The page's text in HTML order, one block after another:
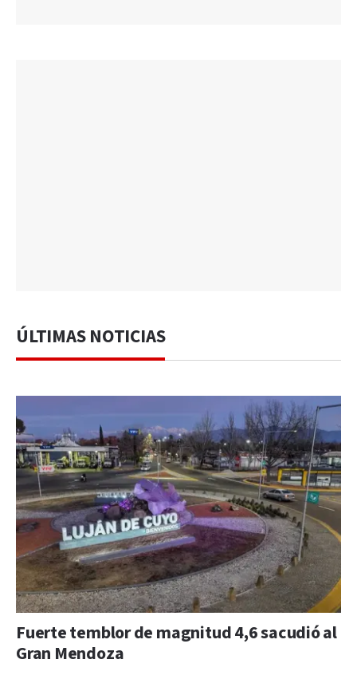
ÚLTIMAS NOTICIAS
Fuerte temblor de magnitud 4,6 sacudió al
Gran Mendoza